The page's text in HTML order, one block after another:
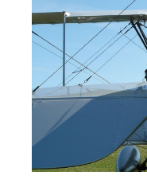
על כל שאלה
שלכם בעולם התעופה.
אליכם.